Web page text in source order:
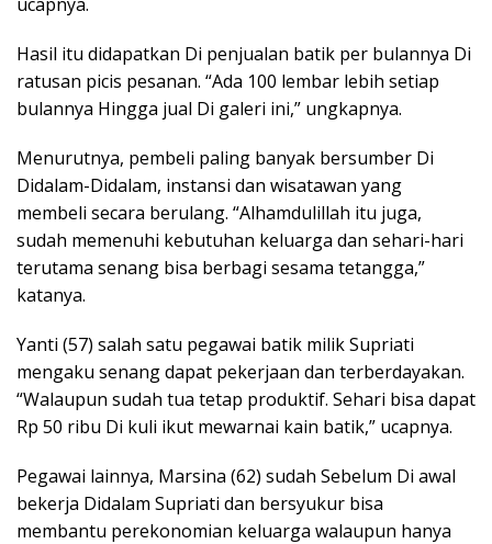
Hasil itu didapatkan Di penjualan batik per bulannya Di
ratusan picis pesanan. “Ada 100 lembar lebih setiap
bulannya Hingga jual Di galeri ini,” ungkapnya.
Menurutnya, pembeli paling banyak bersumber Di
Didalam-Didalam, instansi dan wisatawan yang
membeli secara berulang. “Alhamdulillah itu juga,
sudah memenuhi kebutuhan keluarga dan sehari-hari
terutama senang bisa berbagi sesama tetangga,”
katanya.
Yanti (57) salah satu pegawai batik milik Supriati
mengaku senang dapat pekerjaan dan terberdayakan.
“Walaupun sudah tua tetap produktif. Sehari bisa dapat
Rp 50 ribu Di kuli ikut mewarnai kain batik,” ucapnya.
Pegawai lainnya, Marsina (62) sudah Sebelum Di awal
bekerja Didalam Supriati dan bersyukur bisa
membantu perekonomian keluarga walaupun hanya